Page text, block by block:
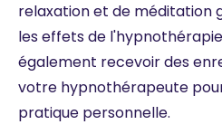
relaxation et de méditation
les effets de
également recevoir des
votre hypnothérapeute
pratique personnelle.